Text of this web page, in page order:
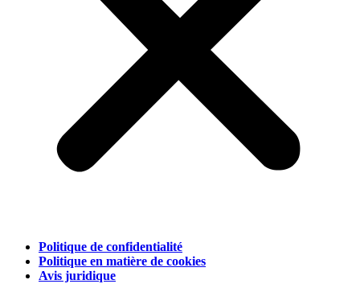
Politique de confidentialité
Politique en matière de cookies
Avis juridique